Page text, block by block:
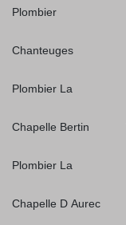
Plombier
Chanteuges
Plombier La
Chapelle Bertin
Plombier La
Chapelle D Aurec